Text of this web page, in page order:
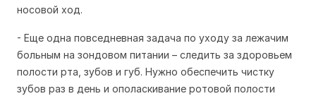
носовой ход.
- Еще одна повседневная задача по уходу за лежачим
больным на зондовом питании – следить за здоровьем
полости рта, зубов и губ. Нужно обеспечить чистку
зубов раз в день и ополаскивание ротовой полости